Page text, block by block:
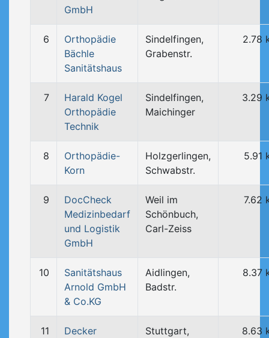
GmbH
6
Orthopädie
Bächle
Sanitätshaus
Sindelfingen,
Grabenstr.
2.78
7
Harald Kogel
Orthopädie
Technik
Sindelfingen,
Maichinger
3.29
8
Orthopädie-
Korn
Holzgerlingen,
Schwabstr.
5.91
9
DocCheck
Medizinbedarf
und Logistik
GmbH
Weil im
Schönbuch,
Carl-Zeiss
7.62
10
Sanitätshaus
Arnold GmbH
& Co.KG
Aidlingen,
Badstr.
8.37
11
Decker
Stuttgart,
8.63